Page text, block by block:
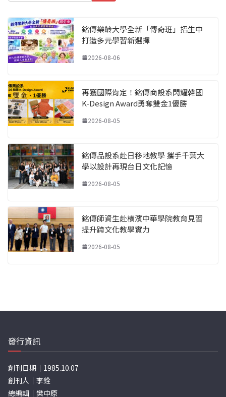
銘傳樂齡大學全新「傳奇班」招生中
打造多元學習新選擇
2026-08-06
再獲國際肯定！銘傳商設系閃耀韓國
K-Design Award勇奪雙金1優勝
2026-08-05
銘傳品設系赴日移地教學 攜手千葉大
學以設計再現台日文化記憶
2026-08-05
銘傳師資生赴橫濱中華學院教育見習
提升跨文化教學實力
2026-08-05
發行資訊
創刊日期｜1985.10.07
創刊人｜李銓
總編輯｜樊中原